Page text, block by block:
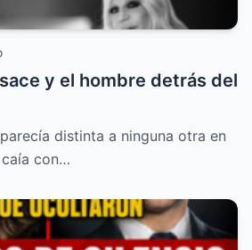
y el hombre detrás del
distinta a ninguna otra en
caía con…